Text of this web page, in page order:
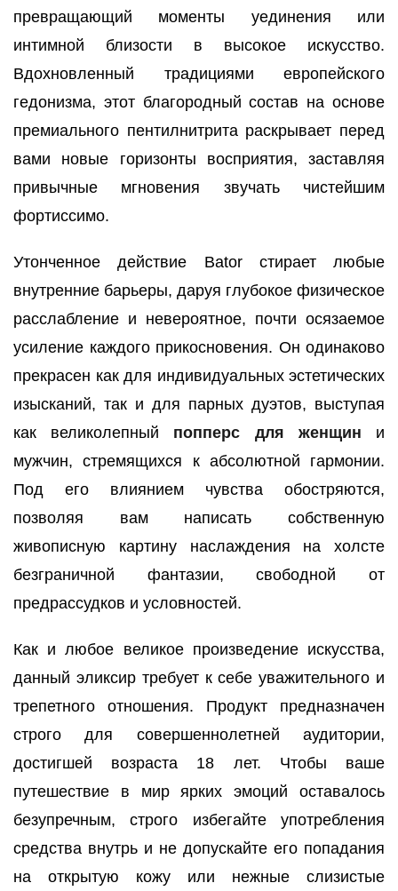
превращающий моменты уединения или
интимной близости в высокое искусство.
Вдохновленный традициями европейского
гедонизма, этот благородный состав на основе
премиального пентилнитрита раскрывает перед
вами новые горизонты восприятия, заставляя
привычные мгновения звучать чистейшим
фортиссимо.
Утонченное действие Bator стирает любые
внутренние барьеры, даруя глубокое физическое
расслабление и невероятное, почти осязаемое
усиление каждого прикосновения. Он одинаково
прекрасен как для индивидуальных эстетических
изысканий, так и для парных дуэтов, выступая
как великолепный попперс для женщин и
мужчин, стремящихся к абсолютной гармонии.
Под его влиянием чувства обостряются,
позволяя вам написать собственную
живописную картину наслаждения на холсте
безграничной фантазии, свободной от
предрассудков и условностей.
Как и любое великое произведение искусства,
данный эликсир требует к себе уважительного и
трепетного отношения. Продукт предназначен
строго для совершеннолетней аудитории,
достигшей возраста 18 лет. Чтобы ваше
путешествие в мир ярких эмоций оставалось
безупречным, строго избегайте употребления
средства внутрь и не допускайте его попадания
на открытую кожу или нежные слизистые